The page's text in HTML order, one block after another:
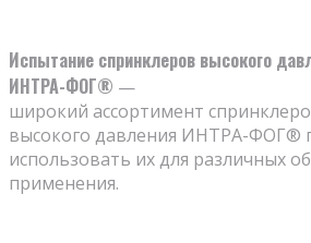
Испытание спринклеров высокого
ИНТРА-ФОГ® —
широкий ассортимент
высокого давления ИНТРА-ФОГ®
использовать их для различных
применения.